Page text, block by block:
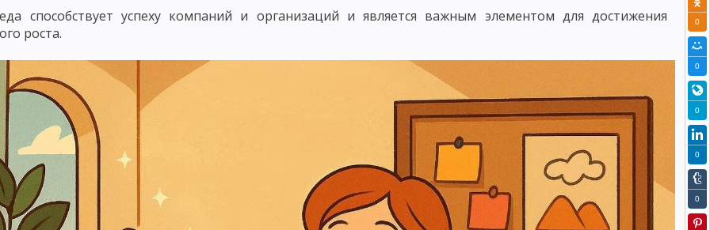
УЧАЩИХСЯ ПРИНЦИП АКТИВНОСТИ, СОЗНАТЕЛЬНОСТИ И САМОСТОЯТЕЛЬНОСТИ УЧАЩИХСЯ
И УМЕНИЙ
КЛАССИФИКАЦИЯ МЕТОДОВ ОБУЧЕНИЯ ПО ХАРЛОМОВУ, ОНИЩУКУ И АЛЕКСЮКУ ОТБОР МЕТОДОВ ОБУЧЕНИЯ
РАССКАЗ СЛОВЕСНЫЕ МЕТОДЫ ОБУЧЕНИЯ: МЕТОД ОБЪЯСНЕНИЯ И УСЛОВИЯ ЕГО ЭФФЕКТИВНОСТИ
СЕМИНАРСКОЕ ЗАНЯТИЕ КАК МЕТОД ОБУЧЕНИЯ
ПРАКТИЧЕСКИЕ МЕТОДЫ ОБУЧЕНИЯ: УПРАЖНЕНИЯ
РАБОТЫ, ИНСТРУКТАЖ
способствует успеху компаний и организаций и является важным элементом для достижения
роста.
0
0
0
0
0